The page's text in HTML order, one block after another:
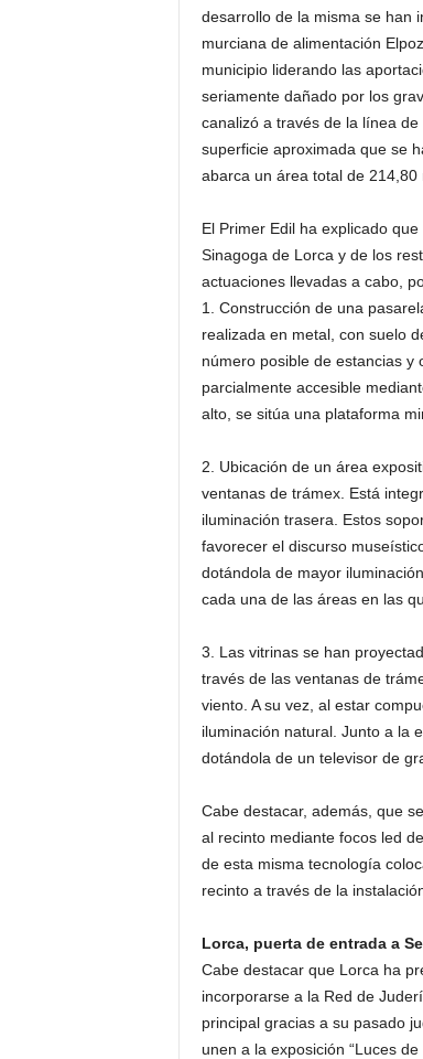
desarrollo de la misma se han
murciana de alimentación
municipio liderando las
seriamente dañado por los
canalizó a través de la línea
superficie aproximada que se
abarca un área total de 214,80
El Primer Edil ha explicado
Sinagoga de Lorca y de los
actuaciones llevadas a cabo,
1. Construcción de una
realizada en metal, con suelo
número posible de estancias y
parcialmente accesible
alto, se sitúa una plataforma
2. Ubicación de un área
ventanas de trámex. Está
iluminación trasera. Estos
favorecer el discurso
dotándola de mayor
cada una de las áreas en las
3. Las vitrinas se han
través de las ventanas de
viento. A su vez, al estar
iluminación natural. Junto a la
dotándola de un televisor de
Cabe destacar, además, que
al recinto mediante focos led
de esta misma tecnología
recinto a través de la
Lorca, puerta de entrada a
Cabe destacar que Lorca ha
incorporarse a la Red de
principal gracias a su pasado
unen a la exposición “Luces